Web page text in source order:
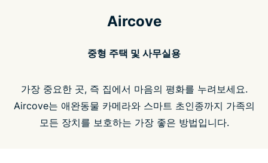
Aircove
중형 주택 및 사무실용
가장 중요한 곳, 즉 집에서 마음의 평화를 누려보세요.
Aircove는 애완동물 카메라와 스마트 초인종까지 가족의
모든 장치를 보호하는 가장 좋은 방법입니다.